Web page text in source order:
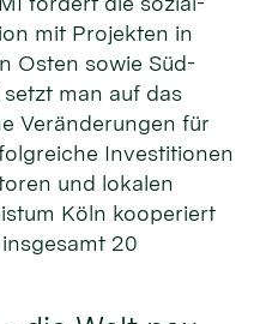
mit Projekten in
Osten sowie Süd-
man auf das
Veränderungen für
Investitionen
und lokalen
Köln kooperiert
20